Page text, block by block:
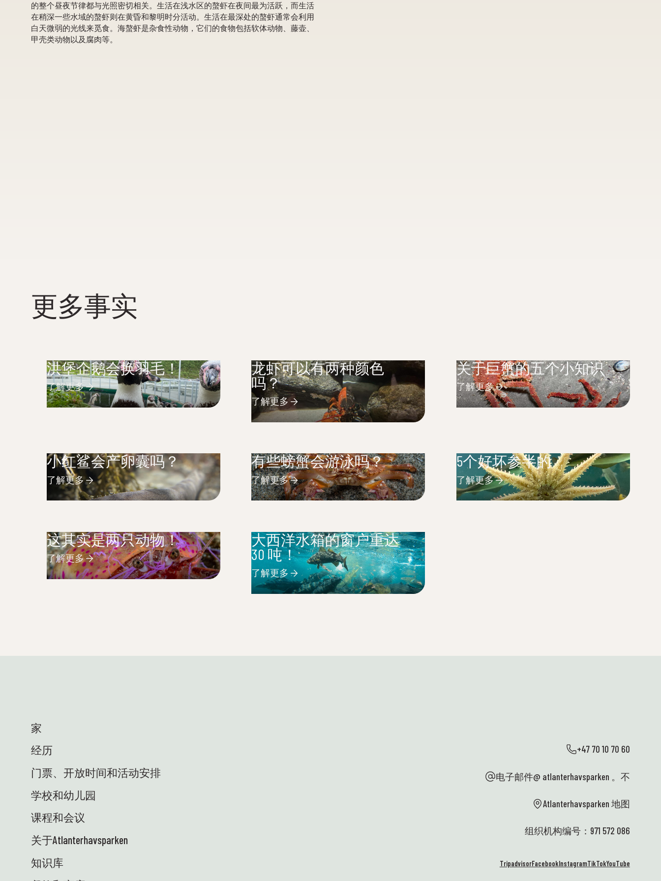
的整个昼夜节律都与光照密切相关。生活在浅水区的螯虾在夜间最为活跃，而生活
在稍深一些水域的螯虾则在黄昏和黎明时分活动。生活在最深处的螯虾通常会利用
白天微弱的光线来觅食。海螯虾是杂食性动物，它们的食物包括软体动物、藤壶、
甲壳类动物以及腐肉等。
更多事实
洪堡企鹅会换羽毛！
了解更多
龙虾可以有两种颜色
吗？
了解更多
关于巨蟹的五个小知识
了解更多
小红鲨会产卵囊吗？
了解更多
有些螃蟹会游泳吗？
了解更多
5个好坏参半的
了解更多
这其实是两只动物！
了解更多
大西洋水箱的窗户重达
30 吨！
了解更多
家
经历
门票、开放时间和活动安排
学校和幼儿园
课程和会议
关于Atlanterhavsparken
知识库
+47 70 10 70 60
电子邮件@ atlanterhavsparken 。不
Atlanterhavsparken 地图
组织机构编号：971 572 086
TripadvisorFacebook InstagramTikTokYouTube